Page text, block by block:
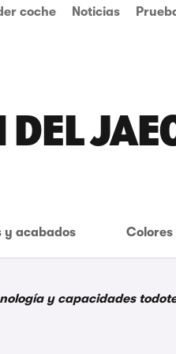
coche Noticias
y acabados Colores
y capacidades